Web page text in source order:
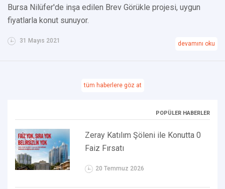
Bursa Nilüfer'de inşa edilen Brev Görükle projesi, uygun
fiyatlarla konut sunuyor.
31 Mayıs 2021 devamını oku
tüm haberlere göz at
POPÜLER HABERLER
Zeray Katılım Şöleni ile Konutta 0
Faiz Fırsatı
20 Temmuz 2026